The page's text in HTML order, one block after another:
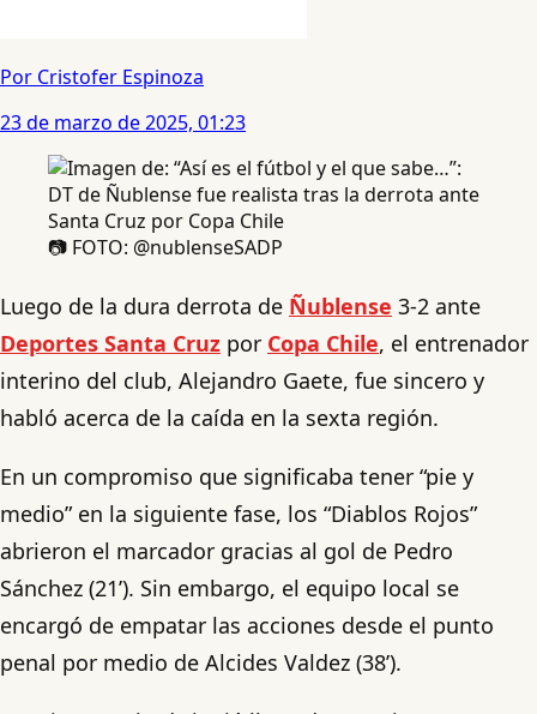
Por Cristofer Espinoza
23 de marzo de 2025, 01:23
📷 FOTO: @nublenseSADP
Luego de la dura derrota de Ñublense 3-2 ante
Deportes Santa Cruz por Copa Chile, el entrenador
interino del club, Alejandro Gaete, fue sincero y
habló acerca de la caída en la sexta región.
En un compromiso que significaba tener “pie y
medio” en la siguiente fase, los “Diablos Rojos”
abrieron el marcador gracias al gol de Pedro
Sánchez (21’). Sin embargo, el equipo local se
encargó de empatar las acciones desde el punto
penal por medio de Alcides Valdez (38’).